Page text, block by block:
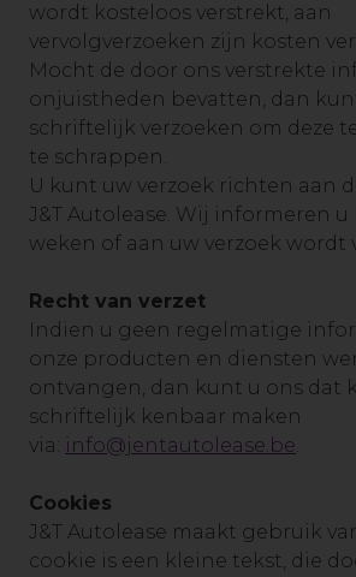
wordt kosteloos verstrekt, aan
vervolgverzoeken zijn kosten
Mocht de door ons verstrekte
onjuistheden bevatten, dan
schriftelijk verzoeken om deze
te schrappen.
U kunt uw verzoek richten aan
J&T Autolease. Wij informeren
weken of aan uw verzoek wordt
Recht van verzet
Indien u geen regelmatige
onze producten en diensten
ontvangen, dan kunt u ons dat
schriftelijk kenbaar maken
via: info@jentautolease.be.
Cookies
J&T Autolease maakt gebruik
cookie is een kleine tekst, die